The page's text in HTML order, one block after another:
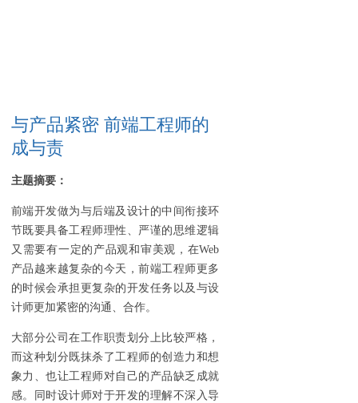
与产品紧密 前端工程师的
成与责
主题摘要：
前端开发做为与后端及设计的中间衔接环
节既要具备工程师理性、严谨的思维逻辑
又需要有一定的产品观和审美观，在Web
产品越来越复杂的今天，前端工程师更多
的时候会承担更复杂的开发任务以及与设
计师更加紧密的沟通、合作。
大部分公司在工作职责划分上比较严格，
而这种划分既抹杀了工程师的创造力和想
象力、也让工程师对自己的产品缺乏成就
感。同时设计师对于开发的理解不深入导